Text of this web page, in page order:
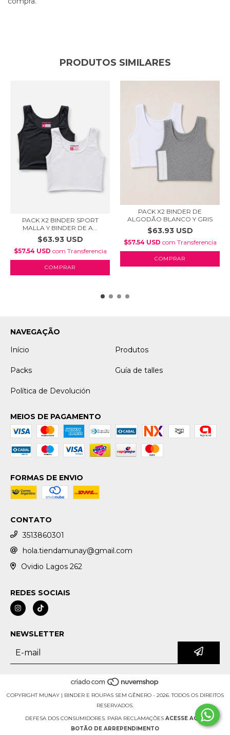
PRODUTOS SIMILARES
PACK X2 BINDER SPORT
MALLA Y BINDER DE A...
$63.93 USD
$57.54 USD com Transferencia
COMPRAR
PACK X2 BINDER DE
ALGODÃO BLANCO Y GRIS
$63.93 USD
$57.54 USD com Transferencia
COMPRAR
NAVEGAÇÃO
Início
Produtos
Packs Guía de talles
Política de Devolución
MEIOS DE PAGAMENTO
FORMAS DE ENVIO
CONTATO
3513860301
hola.tiendamunay@gmail.com
Ovidio Lagos 262
REDES SOCIAIS
NEWSLETTER
COPYRIGHT MUNAY | BINDER E ROUPAS SEM GÊNERO - 2026. TODOS OS DIREITOS
RESERVADOS.
DEFESA DOS CONSUMIDORES. PARA RECLAMAÇÕES ACESSE AQUI.
BOTÃO DE ARREPENDIMENTO